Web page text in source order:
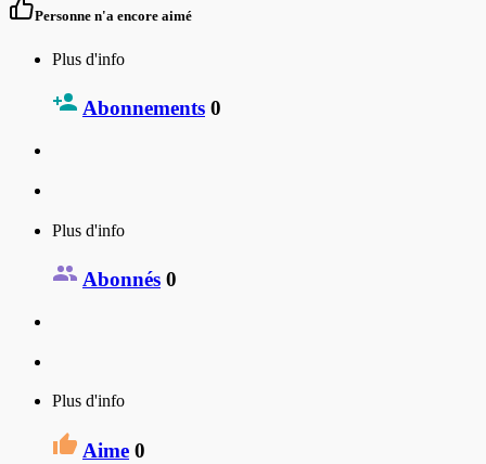
Personne n'a encore aimé
Plus d'info
Abonnements 0
Plus d'info
Abonnés 0
Plus d'info
Aime 0